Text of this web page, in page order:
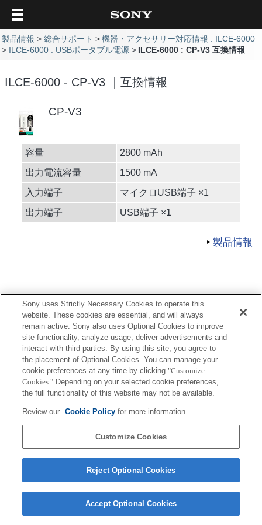
製品情報 総合サポート
機器・アクセサリー対応情報 : ILCE-6000
ILCE-6000 : USBポータブル電源
ILCE-6000 : CP-V3 互換情報
ILCE-6000 - CP-V3 ｜互換情報
CP-V3
容量
2800 mAh
出力電流容量
1500 mA
入力端子
マイクロUSB端子 ×1
出力端子
USB端子 ×1
製品情報
プレスリリース
ご利用条件
環境情報
プライバシーポリシー
クッキーポリシー
Sony uses Strictly Necessary Cookies to operate this
website. These cookies are essential, and will always
remain active. Sony also uses Optional Cookies to improve
site functionality, analyze usage, deliver advertisements and
interact with third parties. By using this site, you agree to
the placement of Optional Cookies. You can manage your
cookie preferences at any time by clicking "Customize
Cookies." Depending on your selected cookie preferences,
the full functionality of this website may not be available.
Review our Cookie Policyfor more information.
Customize Cookies
Reject Optional Cookies
Accept Optional Cookies